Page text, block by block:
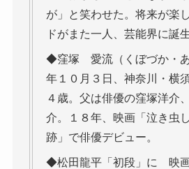
が」と笑わせた。将来が楽
ドがまた一人、芸能界に誕
◆窪塚 愛流（くぼづか・あ
年１０月３日、神奈川・横
４歳。父は俳優の窪塚洋介
介。１８年、映画「泣き虫
跡」で俳優デビュー。
◆松田龍平「初段」に 映